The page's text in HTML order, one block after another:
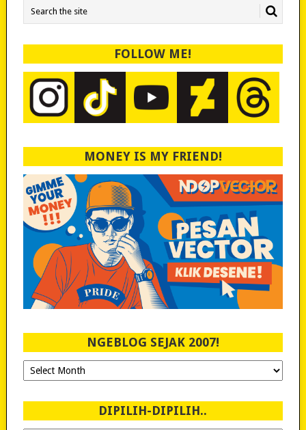
FOLLOW ME!
MONEY IS MY FRIEND!
NGEBLOG SEJAK 2007!
Ngeblog
Sejak
DIPILIH-DIPILIH..